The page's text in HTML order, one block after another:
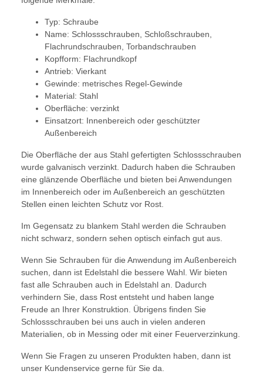
Typ: Schraube
Name: Schlossschrauben, Schloßschrauben,
Flachrundschrauben, Torbandschrauben
Kopfform: Flachrundkopf
Antrieb: Vierkant
Gewinde: metrisches Regel-Gewinde
Material: Stahl
Oberfläche: verzinkt
Einsatzort: Innenbereich oder geschützter
Außenbereich
Die Oberfläche der aus Stahl gefertigten Schlossschrauben
wurde galvanisch verzinkt. Dadurch haben die Schrauben
eine glänzende Oberfläche und bieten bei Anwendungen
im Innenbereich oder im Außenbereich an geschützten
Stellen einen leichten Schutz vor Rost.
Im Gegensatz zu blankem Stahl werden die Schrauben
nicht schwarz, sondern sehen optisch einfach gut aus.
Wenn Sie Schrauben für die Anwendung im Außenbereich
suchen, dann ist Edelstahl die bessere Wahl. Wir bieten
fast alle Schrauben auch in Edelstahl an. Dadurch
verhindern Sie, dass Rost entsteht und haben lange
Freude an Ihrer Konstruktion. Übrigens finden Sie
Schlossschrauben bei uns auch in vielen anderen
Materialien, ob in Messing oder mit einer Feuerverzinkung.
Wenn Sie Fragen zu unseren Produkten haben, dann ist
unser Kundenservice gerne für Sie da.